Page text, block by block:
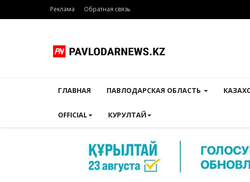
Реклама Обратная связь
ГЛАВНАЯ ПАВЛОДАРСКАЯ ОБЛАСТЬ
OFFICIAL КУРУЛТАЙ